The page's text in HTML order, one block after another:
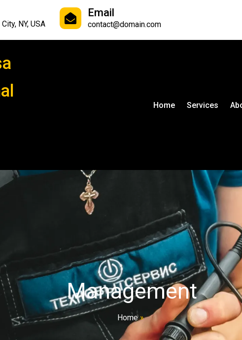
NY, USA
Email
contact@domain.com
Home Services
Management
Home»